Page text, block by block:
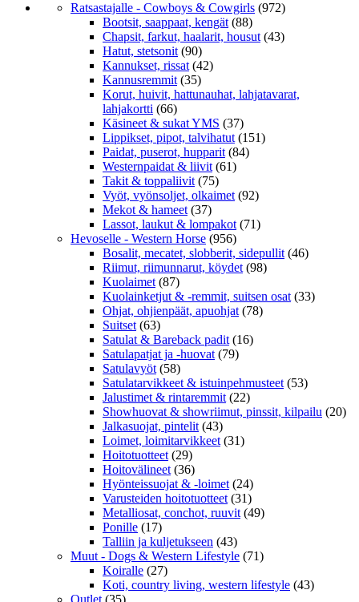
Ratsastajalle - Cowboys & Cowgirls (972)
Bootsit, saappaat, kengät (88)
Chapsit, farkut, haalarit, housut (43)
Hatut, stetsonit (90)
Kannukset, rissat (42)
Kannusremmit (35)
Korut, huivit, hattunauhat, lahjatavarat,
lahjakortti (66)
Käsineet & sukat YMS (37)
Lippikset, pipot, talvihatut (151)
Paidat, puserot, hupparit (84)
Westernpaidat & liivit (61)
Takit & toppaliivit (75)
Vyöt, vyönsoljet, olkaimet (92)
Mekot & hameet (37)
Lassot, laukut & lompakot (71)
Hevoselle - Western Horse (956)
Bosalit, mecatet, slobberit, sidepullit (46)
Riimut, riimunnarut, köydet (98)
Kuolaimet (87)
Kuolainketjut & -remmit, suitsen osat (33)
Ohjat, ohjienpäät, apuohjat (78)
Suitset (63)
Satulat & Bareback padit (16)
Satulapatjat ja -huovat (79)
Satulavyöt (58)
Satulatarvikkeet & istuinpehmusteet (53)
Jalustimet & rintaremmit (22)
Showhuovat & showriimut, pinssit, kilpailu (20)
Jalkasuojat, pintelit (43)
Loimet, loimitarvikkeet (31)
Hoitotuotteet (29)
Hoitovälineet (36)
Hyönteissuojat & -loimet (24)
Varusteiden hoitotuotteet (31)
Metalliosat, conchot, ruuvit (49)
Ponille (17)
Talliin ja kuljetukseen (43)
Muut - Dogs & Western Lifestyle (71)
Koiralle (27)
Koti, country living, western lifestyle (43)